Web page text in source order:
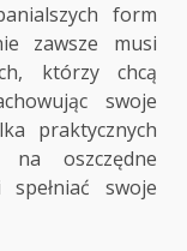
form
zawsze musi
którzy chcą
swoje
praktycznych
oszczędne
swoje